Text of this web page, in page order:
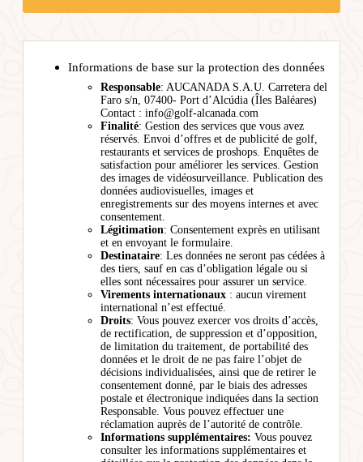
Informations de base sur la protection des données
Responsable: AUCANADA S.A.U. Carretera del
Faro s/n, 07400- Port d’Alcúdia (Îles Baléares)
Contact : info@golf-alcanada.com
Finalité: Gestion des services que vous avez
réservés. Envoi d’offres et de publicité de golf,
restaurants et services de proshops. Enquêtes de
satisfaction pour améliorer les services. Gestion
des images de vidéosurveillance. Publication des
données audiovisuelles, images et
enregistrements sur des moyens internes et avec
consentement.
Légitimation: Consentement exprès en utilisant
et en envoyant le formulaire.
Destinataire: Les données ne seront pas cédées à
des tiers, sauf en cas d’obligation légale ou si
elles sont nécessaires pour assurer un service.
Virements internationaux : aucun virement
international n’est effectué.
Droits: Vous pouvez exercer vos droits d’accès,
de rectification, de suppression et d’opposition,
de limitation du traitement, de portabilité des
données et le droit de ne pas faire l’objet de
décisions individualisées, ainsi que de retirer le
consentement donné, par le biais des adresses
postale et électronique indiquées dans la section
Responsable. Vous pouvez effectuer une
réclamation auprès de l’autorité de contrôle.
Informations supplémentaires: Vous pouvez
consulter les informations supplémentaires et